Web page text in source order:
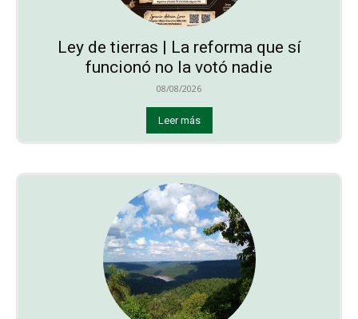
Ley de tierras | La reforma que sí
funcionó no la votó nadie
08/08/2026
Leer más